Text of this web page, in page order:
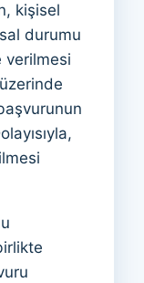
kişisel
durumu
verilmesi